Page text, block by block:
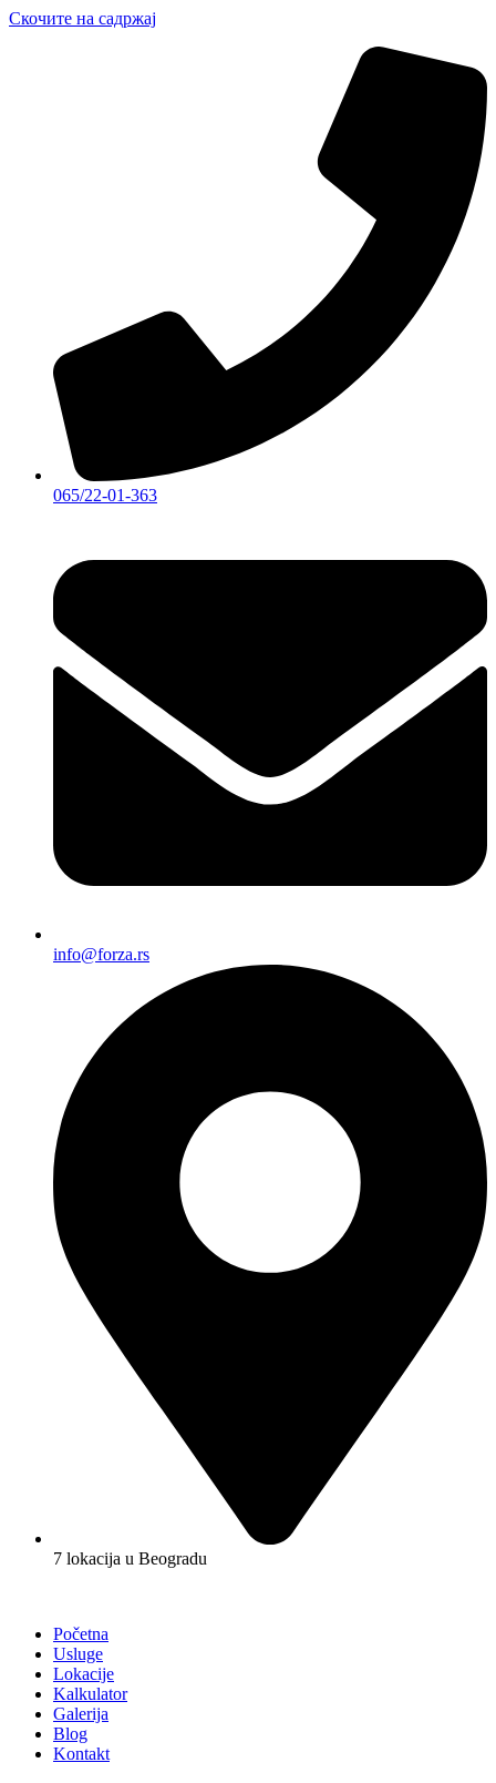
Скочите на садржај
065/22-01-363
info@forza.rs
7 lokacija u Beogradu
Početna
Usluge
Lokacije
Kalkulator
Galerija
Blog
Kontakt